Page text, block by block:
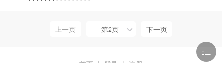
上一页 第2页 下一页